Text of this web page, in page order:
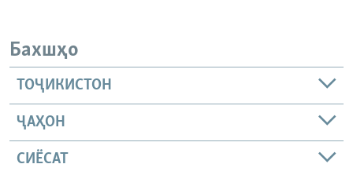
Бахшҳо
ТОҶИКИСТОН
ҶАҲОН
СИЁСАТ